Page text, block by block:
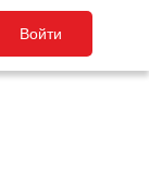
Войти